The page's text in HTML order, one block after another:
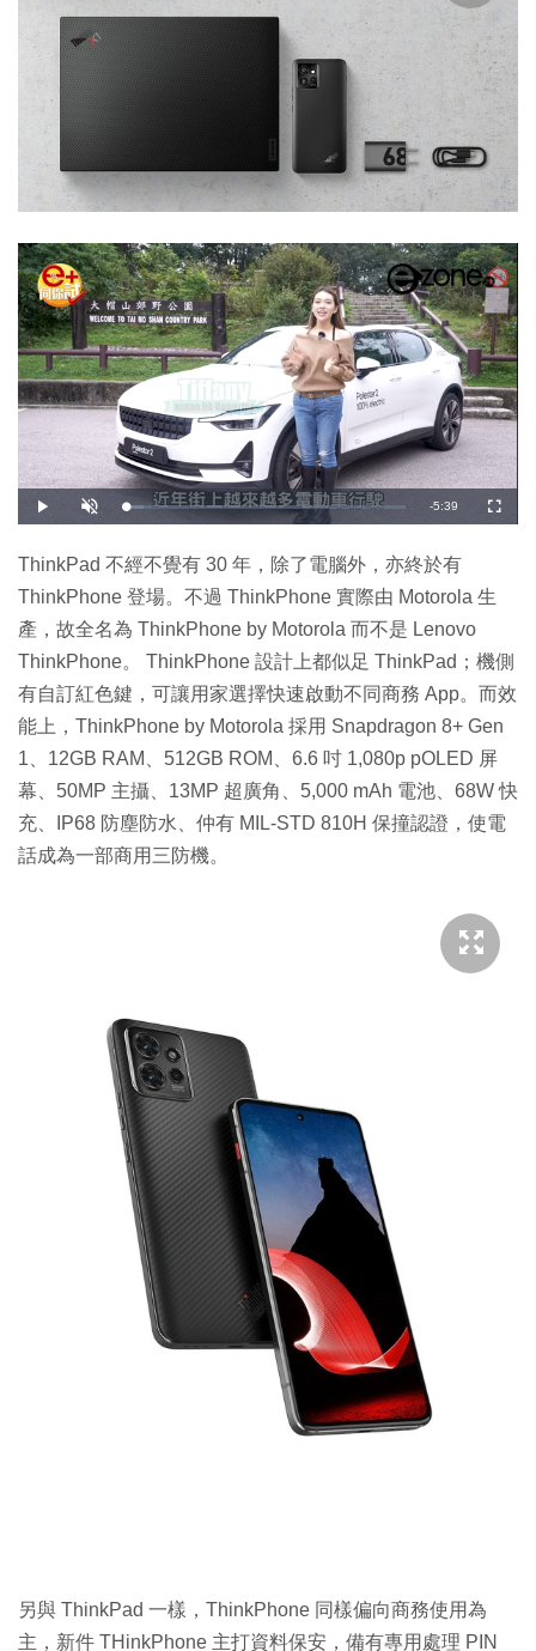
播
放
開
啟
載
入
:
9
5
6
剩
時
-5:39
全
螢
ThinkPad 不經不覺有 30 年，除了電腦外，亦終於有
ThinkPhone 登場。不過 ThinkPhone 實際由 Motorola 生
產，故全名為 ThinkPhone by Motorola 而不是 Lenovo
ThinkPhone。 ThinkPhone 設計上都似足 ThinkPad；機側
有自訂紅色鍵，可讓用家選擇快速啟動不同商務 App。而效
能上，ThinkPhone by Motorola 採用 Snapdragon 8+ Gen
1、12GB RAM、512GB ROM、6.6 吋 1,080p pOLED 屏
幕、50MP 主攝、13MP 超廣角、5,000 mAh 電池、68W 快
充、IP68 防塵防水、仲有 MIL-STD 810H 保撞認證，使電
話成為一部商用三防機。
另與 ThinkPad 一樣，ThinkPhone 同樣偏向商務使用為
主，新件 THinkPhone 主打資料保安，備有專用處理 PIN